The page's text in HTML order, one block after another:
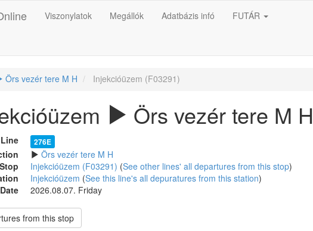
Viszonylatok Megállók Adatbázis infó FUTÁR
Örs vezér tere M H Injekcióüzem (F03291)
Örs vezér tere M H
Line 276E
Örs vezér tere M H
Stop
Injekcióüzem (F03291) (See other lines' all departures from this stop)
Injekcióüzem (See this line's all depuratures from this station)
Date
2026.08.07. Friday
from this stop